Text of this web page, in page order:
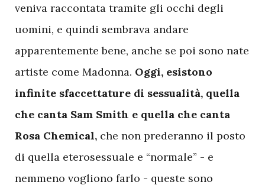
veniva raccontata tramite gli occhi degli
uomini, e quindi sembrava andare
apparentemente bene, anche se poi sono nate
artiste come Madonna. Oggi, esistono
infinite sfaccettature di sessualità, quella
che canta Sam Smith e quella che canta
Rosa Chemical, che non prederanno il posto
di quella eterosessuale e “normale” - e
nemmeno vogliono farlo - queste sono